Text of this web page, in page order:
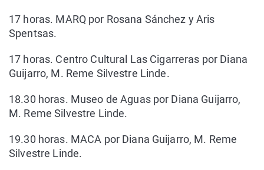
17 horas. MARQ por Rosana Sánchez y Aris
Spentsas.
17 horas. Centro Cultural Las Cigarreras por Diana
Guijarro, M. Reme Silvestre Linde.
18.30 horas. Museo de Aguas por Diana Guijarro,
M. Reme Silvestre Linde.
19.30 horas. MACA por Diana Guijarro, M. Reme
Silvestre Linde.